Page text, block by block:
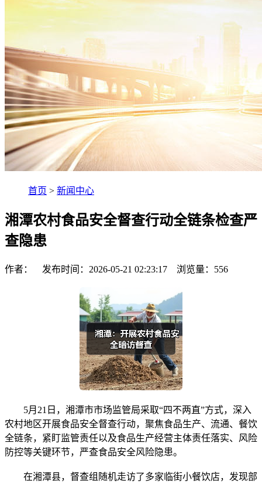
首页 > 新闻中心
湘潭农村食品安全督查行动全链条检查严
查隐患
作者： 发布时间：2026-05-21 02:23:17 浏览量： 556
5月21日，湘潭市市场监管局采取“四不两直”方式，深入
农村地区开展食品安全督查行动，聚焦食品生产、流通、餐饮
全链条，紧盯监管责任以及食品生产经营主体责任落实、风险
防控等关键环节，严查食品安全风险隐患。
在湘潭县，督查组随机走访了多家临街小餐饮店，发现部